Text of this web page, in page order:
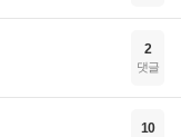
2
댓글
10